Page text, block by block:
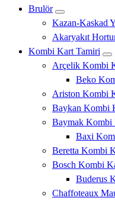
Brulör
Kazan-Kaskad
Akaryakıt
Kombi Kart Tamiri
Arçelik Kombi
Beko
Ariston Kombi
Baykan Kombi
Baymak Kombi
Baxi
Beretta Kombi
Bosch Kombi
Buderus
Chaffoteaux